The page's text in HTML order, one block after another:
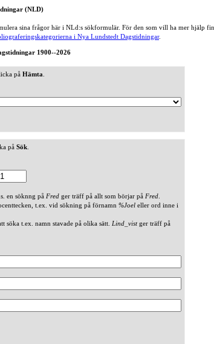
(NLD)
sina frågor här i NLd:s sökformulär. För den som vill ha mer hjälp
i Nya Lundstedt Dagstidningar.
1900--2026
på Hämta
på Sök
en söknng på Fred ger träff på allt som börjar på Fred
t.ex. vid sökning på förnamn %Joel eller ord inne i
t.ex. namn stavade på olika sätt. Lind_vistger träff på